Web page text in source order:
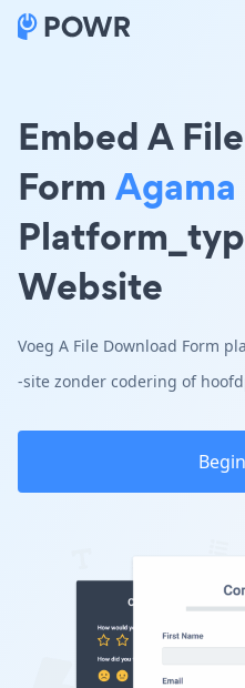
Embed A
Form Agama
Website
Voeg A File Download Form
-site zonder codering of